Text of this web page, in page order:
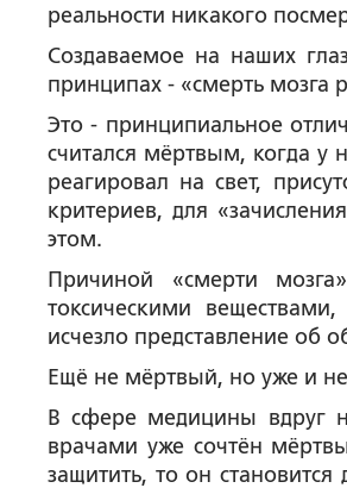
реальности никакого
Создаваемое на наших
принципах - «смерть мозга
Это - принципиальное
считался мёртвым, когда у
реагировал на свет,
критериев, для
этом.
Причиной «смерти
токсическими
исчезло представление об
Ещё не мёртвый, но уже и
В сфере медицины вдруг
врачами уже сочтён
защитить, то он